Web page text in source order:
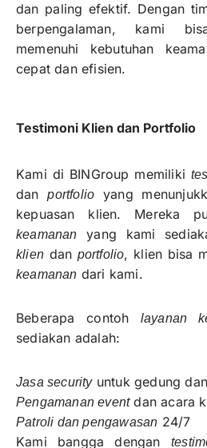
dan paling efektif. Dengan
berpengalaman, kami
memenuhi kebutuhan
cepat dan efisien.
Testimoni Klien dan Portfolio
Kami di BINGroup memiliki
danportfolio yang
kepuasan klien. Mereka
keamanan
yang kami
klien dan portfolio, klien bisa
keamanan dari kami.
Beberapa contoh layanan
sediakan adalah:
Jasa securityuntuk gedung
Pengamanan eventdan acara
Patroli dan pengawasan 24/7
Kami bangga dengan